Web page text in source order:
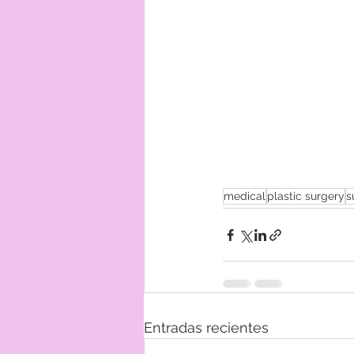
medicalplastic surgery
Entradas recientes